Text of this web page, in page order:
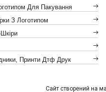
Для Пакування
З Логотипом
Принти Дтф Друк
Сайт створений на